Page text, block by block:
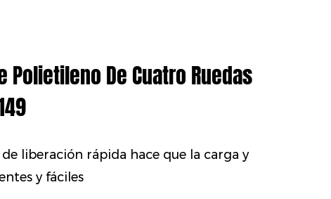
Polietileno De Cuatro Ruedas
liberación rápida hace que la carga y
y fáciles